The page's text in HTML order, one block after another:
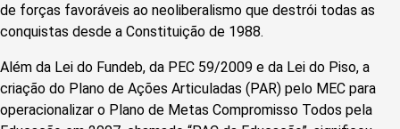
de forças favoráveis ao neoliberalismo que destrói todas as
conquistas desde a Constituição de 1988.
Além da Lei do Fundeb, da PEC 59/2009 e da Lei do Piso, a
criação do Plano de Ações Articuladas (PAR) pelo MEC para
operacionalizar o Plano de Metas Compromisso Todos pela